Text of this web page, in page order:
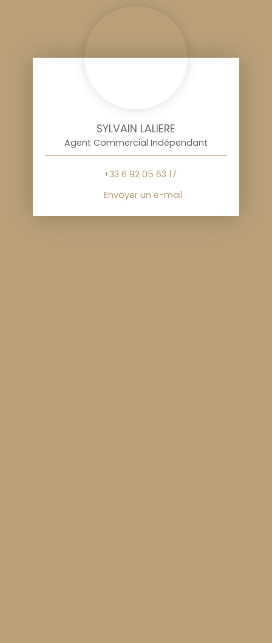
SYLVAIN LALIERE
Agent Commercial Indépendant
+33 6 92 05 63 17
Envoyer un e-mail